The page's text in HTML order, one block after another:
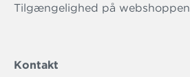
Tilgængelighed på webshoppen
Kontakt